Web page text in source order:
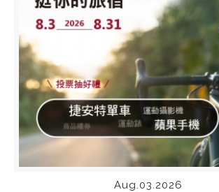
Aug.03.2026